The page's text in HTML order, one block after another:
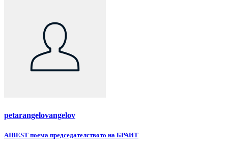
petarangelovangelov
Навигация
AIBEST поема председателството на БРАИТ